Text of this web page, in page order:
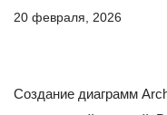
20 февраля, 2026
Создание диаграмм